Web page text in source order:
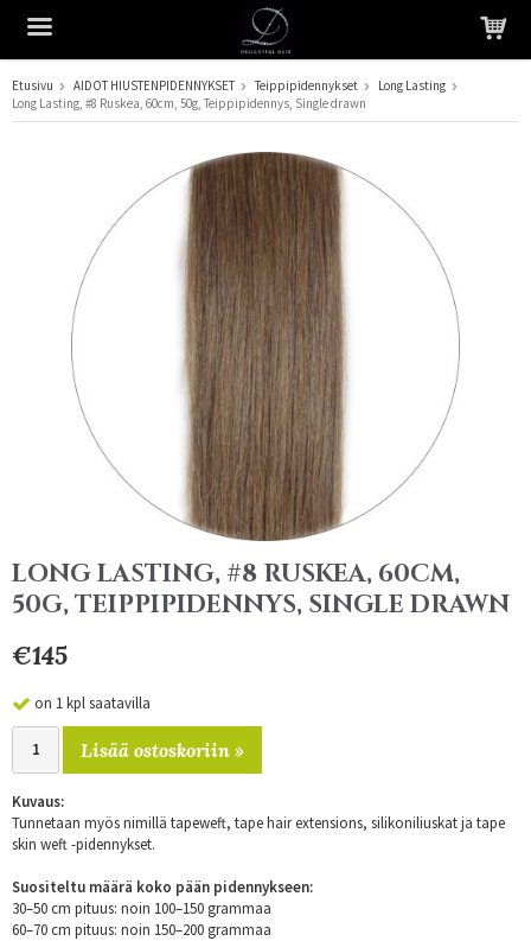
Tuote on lisätty ostoskoriin
Etusivu AIDOT HIUSTENPIDENNYKSET Teippipidennykset
Long Lasting
Long Lasting, #8 Ruskea, 60cm, 50g, Teippipidennys, Single drawn
LONG LASTING, #8 RUSKEA, 60CM,
50G, TEIPPIPIDENNYS, SINGLE DRAWN
€145
on 1 kpl saatavilla
Lisää ostoskoriin »
Kuvaus:
Tunnetaan myös nimillä tapeweft, tape hair extensions, silikoniliuskat ja tape
skin weft -pidennykset.
Suositeltu määrä koko pään pidennykseen:
30–50 cm pituus: noin 100–150 grammaa
60–70 cm pituus: noin 150–200 grammaa